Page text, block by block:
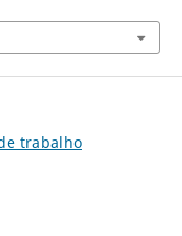
trabalho